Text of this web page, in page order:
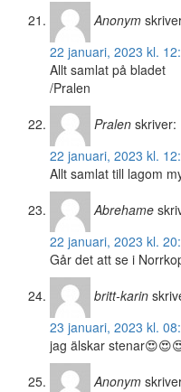
Anonym
22 januari, 2023 kl.
Allt samlat på bladet
/Pralen
Pralen skriver:
22 januari, 2023 kl.
Allt samlat till lagom
Abrehame
22 januari, 2023 kl.
Går det att se i
britt-karin
23 januari, 2023 kl.
jag älskar
Anonym